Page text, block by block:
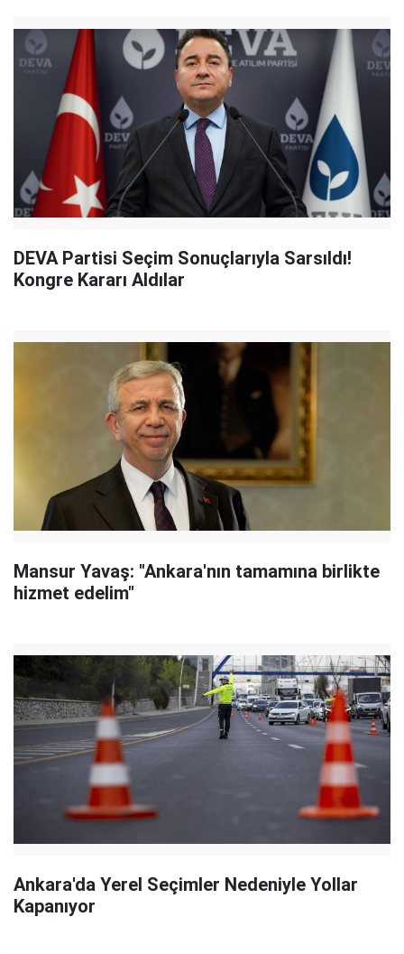
DEVA Partisi Seçim Sonuçlarıyla Sarsıldı!
Kongre Kararı Aldılar
Mansur Yavaş: "Ankara'nın tamamına birlikte
hizmet edelim"
Ankara'da Yerel Seçimler Nedeniyle Yollar
Kapanıyor